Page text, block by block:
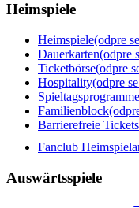
Heimspiele
Heimspiele(odpre
Dauerkarten(odpre
Ticketbörse(odpre
Hospitality(odpre
Spieltagsprogramme
Familienblock
Barrierefreie Tickets
Fanclub
Auswärtsspiele